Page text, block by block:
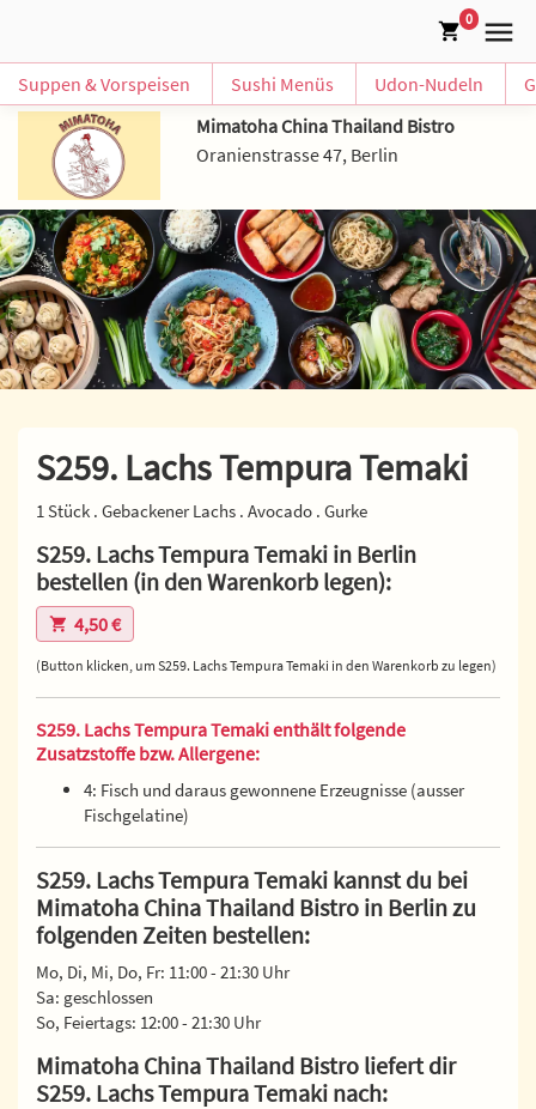
0
Suppen & Vorspeisen Sushi Menüs Udon-Nudeln
Mimatoha China Thailand Bistro
Oranienstrasse 47, Berlin
S259. Lachs Tempura Temaki
1 Stück . Gebackener Lachs . Avocado . Gurke
S259. Lachs Tempura Temaki in Berlin
bestellen (in den Warenkorb legen):
4,50 €
(Button klicken, um S259. Lachs Tempura Temaki in den Warenkorb zu legen)
S259. Lachs Tempura Temaki enthält folgende
Zusatzstoffe bzw. Allergene:
4: Fisch und daraus gewonnene Erzeugnisse (ausser
Fischgelatine)
S259. Lachs Tempura Temaki kannst du bei
Mimatoha China Thailand Bistro in Berlin zu
folgenden Zeiten bestellen:
Mo, Di, Mi, Do, Fr: 11:00 - 21:30 Uhr
Sa: geschlossen
So, Feiertags: 12:00 - 21:30 Uhr
Mimatoha China Thailand Bistro liefert dir
S259. Lachs Tempura Temaki nach: